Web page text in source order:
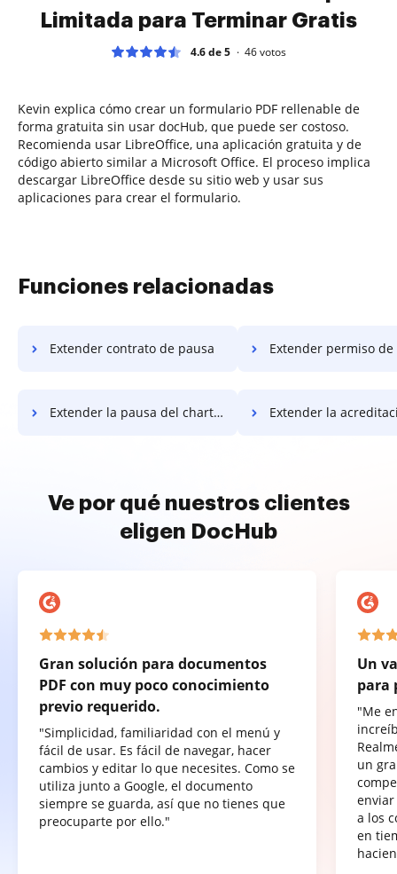
Limitada para Terminar Gratis
4.6 de 5 46votos
Kevin explica cómo crear un formulario PDF rellenable de
forma gratuita sin usar docHub, que puede ser costoso.
Recomienda usar LibreOffice, una aplicación gratuita y de
código abierto similar a Microsoft Office. El proceso implica
descargar LibreOffice desde su sitio web y usar sus
aplicaciones para crear el formulario.
Funciones relacionadas
Extender contrato de pausa Extender permiso de
Extender la pausa del charter Extender la acreditación de
Ve por qué nuestros clientes
eligen DocHub
Gran solución para documentos
PDF con muy poco conocimiento
previo requerido.
"Simplicidad, familiaridad con el menú y
fácil de usar. Es fácil de navegar, hacer
cambios y editar lo que necesites. Como se
utiliza junto a Google, el documento
siempre se guarda, así que no tienes que
preocuparte por ello."
Un
para
"Me
un
a los
en